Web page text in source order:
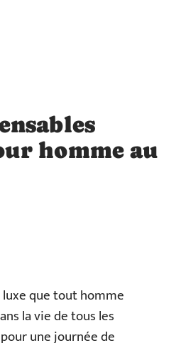
homme au
que tout homme
la vie de tous les
une journée de